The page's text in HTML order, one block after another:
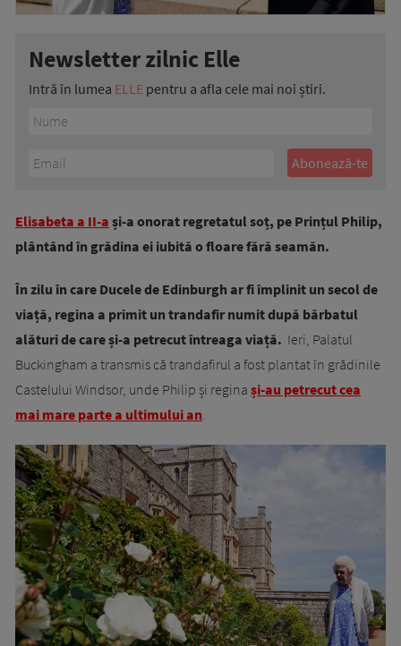
Newsletter zilnic Elle
Intră în lumea ELLE pentru a afla cele mai noi știri.
Elisabeta a II-a și-a onorat regretatul soț, pe Prințul Philip,
plântând în grădina ei iubită o floare fără seamăn.
În zilu în care Ducele de Edinburgh ar fi împlinit un secol de
viață, regina a primit un trandafir numit după bărbatul
alături de care și-a petrecut întreaga viață. Ieri, Palatul
Buckingham a transmis că trandafirul a fost plantat în grădinile
Castelului Windsor, unde Philip și regina și-au petrecut cea
mai mare parte a ultimului an.